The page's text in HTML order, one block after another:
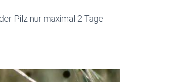
Pilz nur maximal 2 Tage